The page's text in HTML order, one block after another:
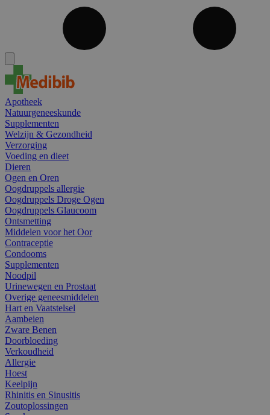
Apotheek
Natuurgeneeskunde
Supplementen
Welzijn & Gezondheid
Verzorging
Voeding en dieet
Dieren
Ogen en Oren
Oogdruppels allergie
Oogdruppels Droge Ogen
Oogdruppels Glaucoom
Ontsmetting
Middelen voor het Oor
Contraceptie
Condooms
Supplementen
Noodpil
Urinewegen en Prostaat
Overige geneesmiddelen
Hart en Vaatstelsel
Aambeien
Zware Benen
Doorbloeding
Verkoudheid
Allergie
Hoest
Keelpijn
Rhinitis en Sinusitis
Zoutoplossingen